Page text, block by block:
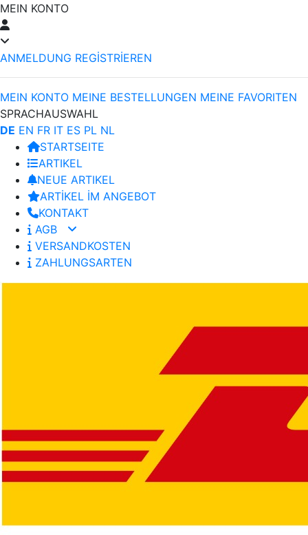
MEIN KONTO
ANMELDUNG REGİSTRİEREN
MEIN KONTO MEINE BESTELLUNGEN MEINE FAVORITEN
SPRACHAUSWAHL
DE EN FR IT ES PL NL
STARTSEITE
ARTIKEL
NEUE ARTIKEL
ARTİKEL İM ANGEBOT
KONTAKT
AGB
VERSANDKOSTEN
ZAHLUNGSARTEN